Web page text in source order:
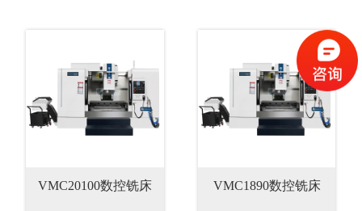
VMC20100数控铣床 VMC1890数控铣床